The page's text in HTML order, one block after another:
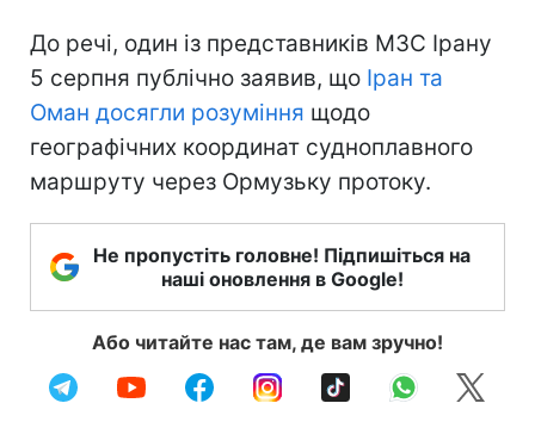
До речі, один із представників МЗС Ірану
5 серпня публічно заявив, що Іран та
Оман досягли розуміння щодо
географічних координат судноплавного
маршруту через Ормузьку протоку.
Не пропустіть головне! Підпишіться на
наші оновлення в Google!
Або читайте нас там, де вам зручно!